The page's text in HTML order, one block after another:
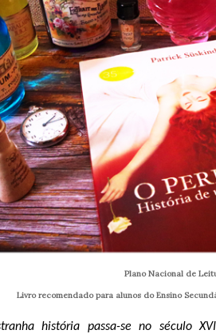
Plano Nacional de
Livro recomendado para alunos do Ensino
história passa-se no século